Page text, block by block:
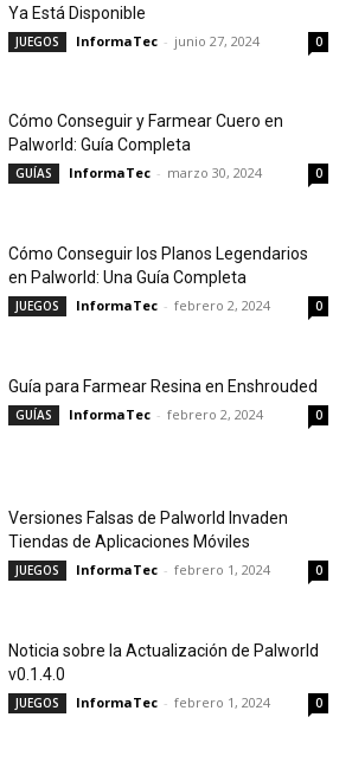
Ya Está Disponible
JUEGOS InformaTec - junio 27, 2024 0
Cómo Conseguir y Farmear Cuero en
Palworld: Guía Completa
GUÍAS InformaTec - marzo 30, 2024 0
Cómo Conseguir los Planos Legendarios
en Palworld: Una Guía Completa
JUEGOS InformaTec - febrero 2, 2024 0
Guía para Farmear Resina en Enshrouded
GUÍAS InformaTec - febrero 2, 2024 0
Versiones Falsas de Palworld Invaden
Tiendas de Aplicaciones Móviles
JUEGOS InformaTec - febrero 1, 2024 0
Noticia sobre la Actualización de Palworld
v0.1.4.0
JUEGOS InformaTec - febrero 1, 2024 0